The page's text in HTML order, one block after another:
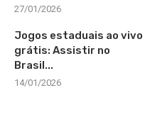
27/01/2026
Jogos estaduais ao vivo
grátis: Assistir no
Brasil...
14/01/2026